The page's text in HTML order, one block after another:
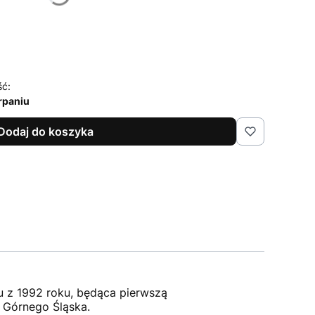
do koszyka
z 1992 roku, będąca pierwszą
Śląska.